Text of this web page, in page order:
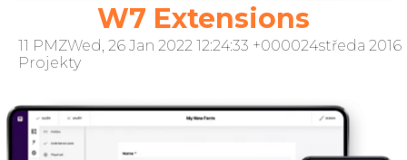
W7 Extensions
11 PMZWed, 26 Jan 2022 12:24:33 +000024středa 2016
Projekty